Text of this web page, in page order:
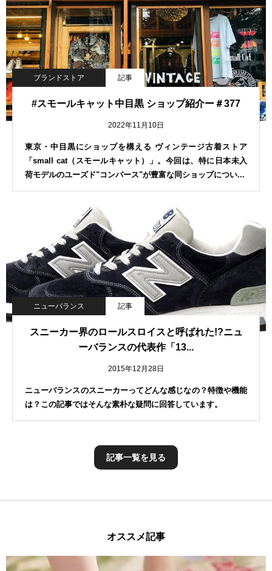
ブランドストア 記事
#スモールキャット中目黒 ショップ紹介ー＃377
2022年11月10日
東京・中目黒にショップを構える ヴィンテージ古着ストア
「small cat（スモールキャット）」。今回は、特に日本未入
荷モデルのユーズド"コンバース"が豊富な同ショップについ...
ニューバランス 記事
スニーカー界のロールスロイスと呼ばれた!?ニュ
ーバランスの代表作「13...
2015年12月28日
ニューバランスのスニーカーってどんな感じなの？特徴や機能
は？この記事ではそんな素朴な疑問に回答しています。
記事一覧を見る
オススメ記事